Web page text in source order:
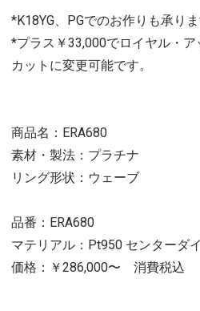
*K18YG、PGでのお作りも承りま
*プラス￥33,000でロイヤル・ア
カットに変更可能です。
商品名：ERA680
素材・製法：プラチナ
リング形状：ウェーブ
品番：ERA680
マテリアル：Pt950 センターダ
価格：￥286,000〜 消費税込